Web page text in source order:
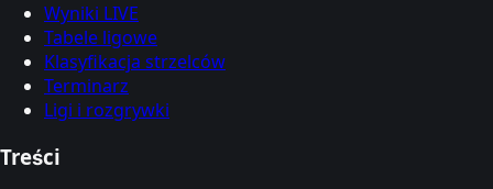
Wyniki LIVE
Tabele ligowe
Klasyfikacja strzelców
Terminarz
Ligi i rozgrywki
Treści